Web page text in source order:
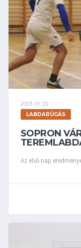
2023. 01. 23.
LABDARÚGÁS
SOPRON
Az első nap